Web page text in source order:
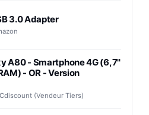
3.0 Adapter
A80 - Smartphone 4G (6,7''
- OR - Version
Cdiscount (Vendeur Tiers)